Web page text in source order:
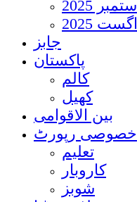
ستمبر 2025
اگست 2025
جابز
پاکستان
کالم
کھیل
بین الاقوامی
خصوصی رپورٹ
تعلیم
کاروبار
شوبز